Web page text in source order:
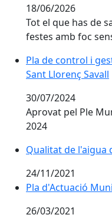
18/06/2026
Tot el que has de
festes amb foc
Pla de control i
Pla de control i
Sant Llorenç Savall
30/07/2024
Aprovat pel Ple
2024
Qualitat de l'aigua
Qualitat de l'aigua
24/11/2021
Pla d'Actuació
26/03/2021